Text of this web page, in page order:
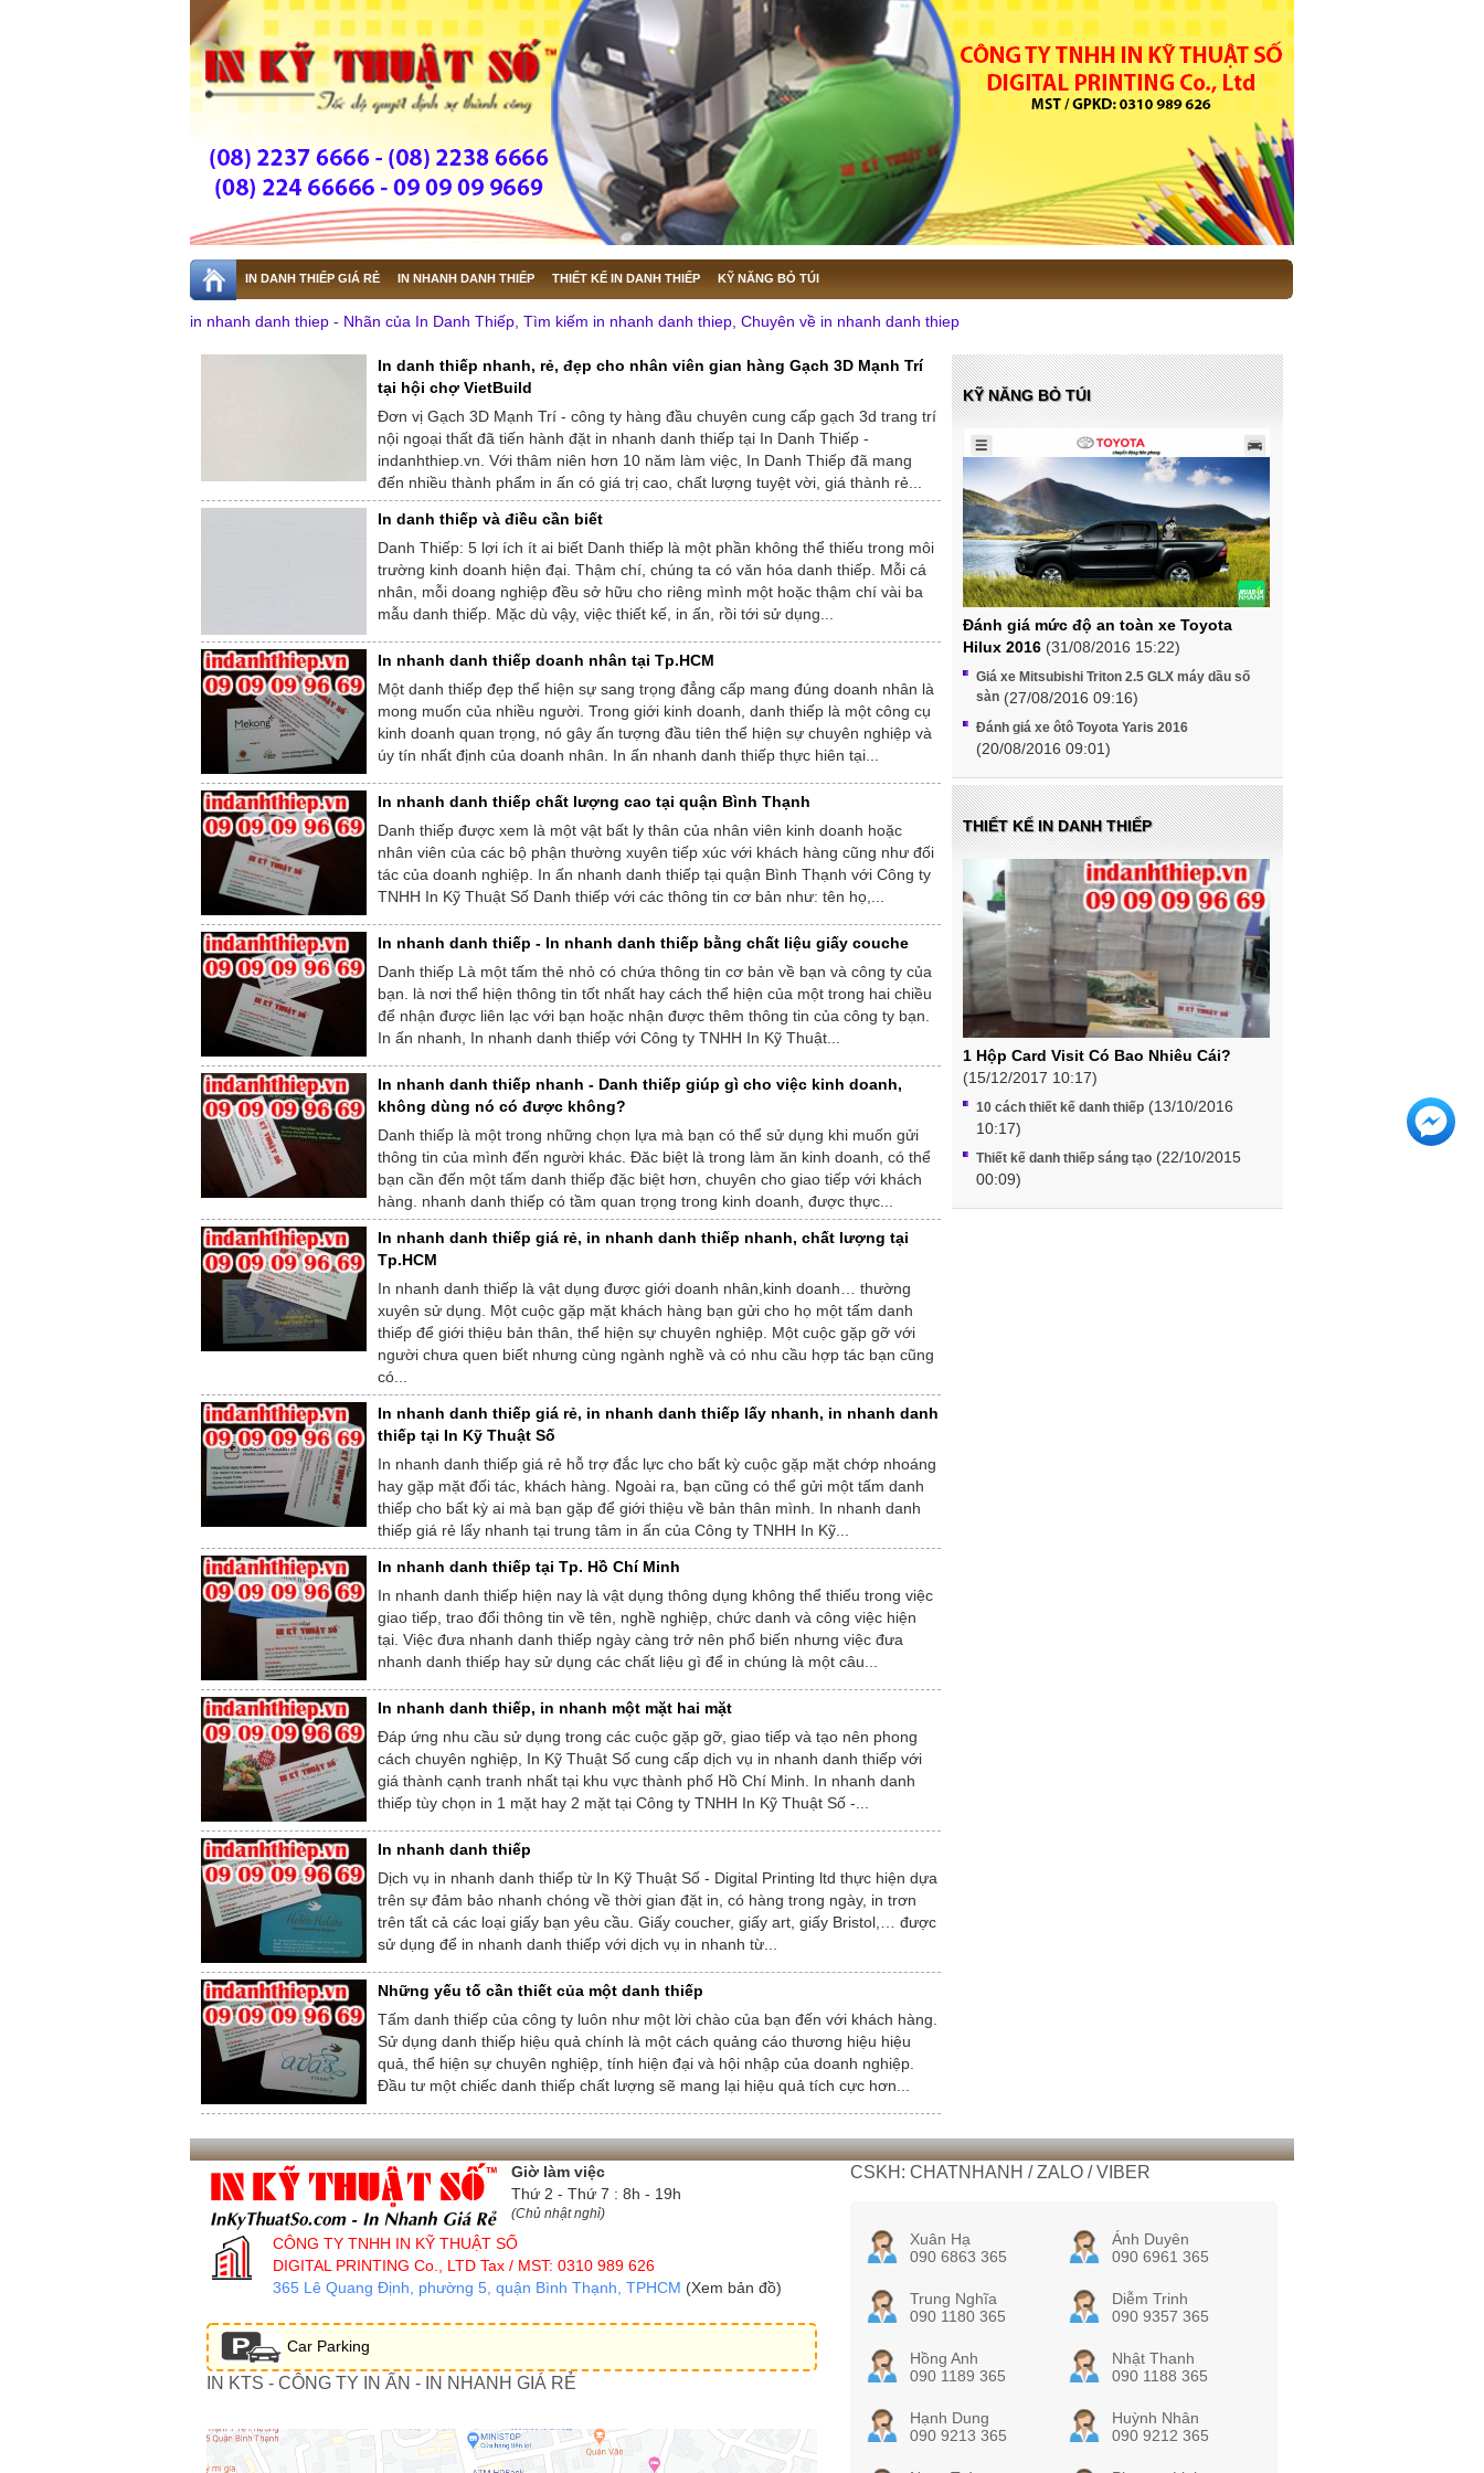
IN DANH THIẾP GIÁ RẺ IN NHANH DANH THIẾP THIẾT KẾ IN DANH THIẾP KỸ NĂNG BỎ TÚI
in nhanh danh thiep - Nhãn của In Danh Thiếp, Tìm kiếm in nhanh danh thiep, Chuyên về in nhanh danh thiep
In danh thiếp nhanh, rẻ, đẹp cho nhân viên gian hàng Gạch 3D Mạnh Trí
tại hội chợ VietBuild
Đơn vị Gạch 3D Mạnh Trí - công ty hàng đầu chuyên cung cấp gạch 3d trang trí
nội ngoại thất đã tiến hành đặt in nhanh danh thiếp tại In Danh Thiếp -
indanhthiep.vn. Với thâm niên hơn 10 năm làm việc, In Danh Thiếp đã mang
đến nhiều thành phẩm in ấn có giá trị cao, chất lượng tuyệt vời, giá thành rẻ...
In danh thiếp và điều cần biết
Danh Thiếp: 5 lợi ích ít ai biết Danh thiếp là một phần không thể thiếu trong môi
trường kinh doanh hiện đại. Thậm chí, chúng ta có văn hóa danh thiếp. Mỗi cá
nhân, mỗi doang nghiệp đều sở hữu cho riêng mình một hoặc thậm chí vài ba
mẫu danh thiếp. Mặc dù vậy, việc thiết kế, in ấn, rồi tới sử dụng...
In nhanh danh thiếp doanh nhân tại Tp.HCM
Một danh thiếp đẹp thể hiện sự sang trọng đẳng cấp mang đúng doanh nhân là
mong muốn của nhiều người. Trong giới kinh doanh, danh thiếp là một công cụ
kinh doanh quan trọng, nó gây ấn tượng đầu tiên thể hiện sự chuyên nghiệp và
úy tín nhất định của doanh nhân. In ấn nhanh danh thiếp thực hiên tại...
In nhanh danh thiếp chất lượng cao tại quận Bình Thạnh
Danh thiếp được xem là một vật bất ly thân của nhân viên kinh doanh hoặc
nhân viên của các bộ phận thường xuyên tiếp xúc với khách hàng cũng như đối
tác của doanh nghiệp. In ấn nhanh danh thiếp tại quận Bình Thạnh với Công ty
TNHH In Kỹ Thuật Số Danh thiếp với các thông tin cơ bản như: tên họ,...
In nhanh danh thiếp - In nhanh danh thiếp bằng chất liệu giấy couche
Danh thiếp Là một tấm thẻ nhỏ có chứa thông tin cơ bản về bạn và công ty của
bạn. là nơi thể hiện thông tin tốt nhất hay cách thể hiện của một trong hai chiều
để nhận được liên lạc với bạn hoặc nhận được thêm thông tin của công ty bạn.
In ấn nhanh, In nhanh danh thiếp với Công ty TNHH In Kỹ Thuật...
In nhanh danh thiếp nhanh - Danh thiếp giúp gì cho việc kinh doanh,
không dùng nó có được không?
Danh thiếp là một trong những chọn lựa mà bạn có thể sử dụng khi muốn gửi
thông tin của mình đến người khác. Đăc biệt là trong làm ăn kinh doanh, có thể
bạn cần đến một tấm danh thiếp đặc biệt hơn, chuyên cho giao tiếp với khách
hàng. nhanh danh thiếp có tầm quan trọng trong kinh doanh, được thực...
In nhanh danh thiếp giá rẻ, in nhanh danh thiếp nhanh, chất lượng tại
Tp.HCM
In nhanh danh thiếp là vật dụng được giới doanh nhân,kinh doanh… thường
xuyên sử dụng. Một cuộc gặp mặt khách hàng bạn gửi cho họ một tấm danh
thiếp để giới thiệu bản thân, thể hiện sự chuyên nghiệp. Một cuộc gặp gỡ với
người chưa quen biết nhưng cùng ngành nghề và có nhu cầu hợp tác bạn cũng
có...
In nhanh danh thiếp giá rẻ, in nhanh danh thiếp lấy nhanh, in nhanh danh
thiếp tại In Kỹ Thuật Số
In nhanh danh thiếp giá rẻ hỗ trợ đắc lực cho bất kỳ cuộc gặp mặt chớp nhoáng
hay gặp mặt đối tác, khách hàng. Ngoài ra, bạn cũng có thể gửi một tấm danh
thiếp cho bất kỳ ai mà bạn gặp để giới thiệu về bản thân mình. In nhanh danh
thiếp giá rẻ lấy nhanh tại trung tâm in ấn của Công ty TNHH In Kỹ...
In nhanh danh thiếp tại Tp. Hồ Chí Minh
In nhanh danh thiếp hiện nay là vật dụng thông dụng không thể thiếu trong việc
giao tiếp, trao đổi thông tin về tên, nghề nghiệp, chức danh và công việc hiện
tại. Việc đưa nhanh danh thiếp ngày càng trở nên phổ biến nhưng việc đưa
nhanh danh thiếp hay sử dụng các chất liệu gì để in chúng là một câu...
In nhanh danh thiếp, in nhanh một mặt hai mặt
Đáp ứng nhu cầu sử dụng trong các cuộc gặp gỡ, giao tiếp và tạo nên phong
cách chuyên nghiệp, In Kỹ Thuật Số cung cấp dịch vụ in nhanh danh thiếp với
giá thành cạnh tranh nhất tại khu vực thành phố Hồ Chí Minh. In nhanh danh
thiếp tùy chọn in 1 mặt hay 2 mặt tại Công ty TNHH In Kỹ Thuật Số -...
In nhanh danh thiếp
Dịch vụ in nhanh danh thiếp từ In Kỹ Thuật Số - Digital Printing ltd thực hiện dựa
trên sự đảm bảo nhanh chóng về thời gian đặt in, có hàng trong ngày, in trơn
trên tất cả các loại giấy bạn yêu cầu. Giấy coucher, giấy art, giấy Bristol,… được
sử dụng để in nhanh danh thiếp với dịch vụ in nhanh từ...
Những yếu tố cần thiết của một danh thiếp
Tấm danh thiếp của công ty luôn như một lời chào của bạn đến với khách hàng.
Sử dụng danh thiếp hiệu quả chính là một cách quảng cáo thương hiệu hiệu
quả, thể hiện sự chuyên nghiệp, tính hiện đại và hội nhập của doanh nghiệp.
Đầu tư một chiếc danh thiếp chất lượng sẽ mang lại hiệu quả tích cực hơn...
KỸ NĂNG BỎ TÚI
Đánh giá mức độ an toàn xe Toyota
Hilux 2016 (31/08/2016 15:22)
Giá xe Mitsubishi Triton 2.5 GLX máy dầu số
sàn (27/08/2016 09:16)
Đánh giá xe ôtô Toyota Yaris 2016
(20/08/2016 09:01)
THIẾT KẾ IN DANH THIẾP
1 Hộp Card Visit Có Bao Nhiêu Cái?
(15/12/2017 10:17)
10 cách thiết kế danh thiếp (13/10/2016
10:17)
Thiết kế danh thiếp sáng tạo (22/10/2015
00:09)
Giờ làm việc
Thứ 2 - Thứ 7 : 8h - 19h
(Chủ nhật nghỉ)
CÔNG TY TNHH IN KỸ THUẬT SỐ
DIGITAL PRINTING Co., LTD Tax / MST: 0310 989 626
365 Lê Quang Định, phường 5, quận Bình Thạnh, TPHCM (Xem bản đồ)
Car Parking
IN KTS - CÔNG TY IN ẤN - IN NHANH GIÁ RẺ
CSKH: CHATNHANH / ZALO / VIBER
Xuân Hạ
090 6863 365
Ánh Duyên
090 6961 365
Trung Nghĩa
090 1180 365
Diễm Trinh
090 9357 365
Hồng Anh
090 1189 365
Nhật Thanh
090 1188 365
Hạnh Dung
090 9213 365
Huỳnh Nhân
090 9212 365